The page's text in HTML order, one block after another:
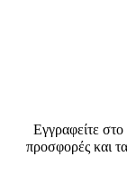
Εγγραφείτε στο
προσφορές και